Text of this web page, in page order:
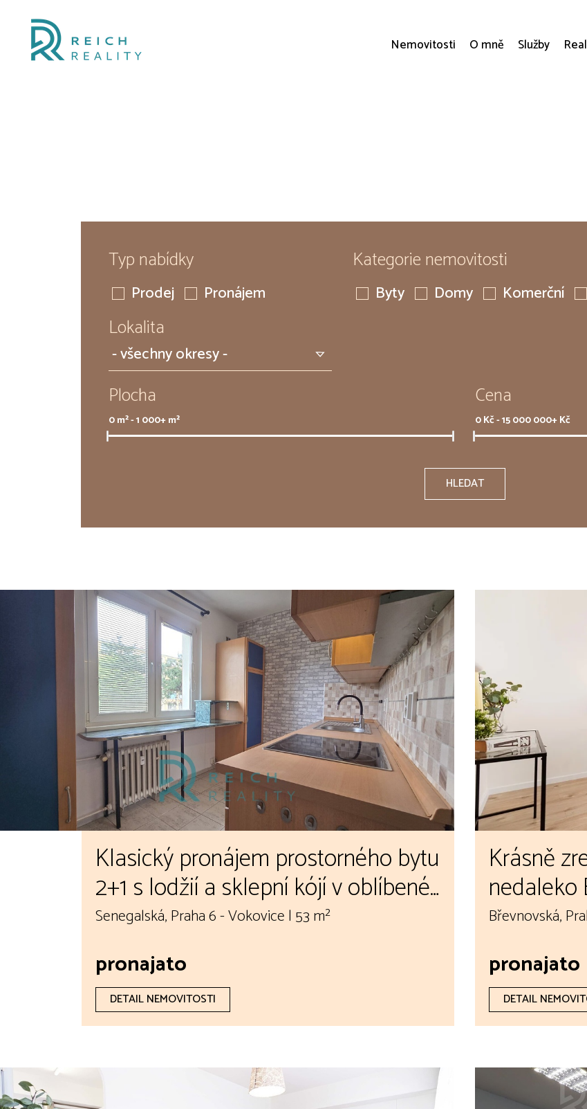
Nemovitosti O mně Služby
Typ nabídky
Prodej Pronájem
Lokalita
Kategorie nemovitosti
Byty Domy Komerční
Plocha
0m² -1 000+m²
Cena
0Kč -15 000 000+Kč
HLEDAT
Klasický pronájem prostorného bytu
2+1 s lodžií a sklepní kójí v oblíbené
lokalitě Praha 6 – Vokovic
Senegalská, Praha 6 - Vokovice | 53 m²
pronajato
DETAIL NEMOVITOSTI
Krásně
nedaleko
Břevnovská,
pronajato
DETAIL